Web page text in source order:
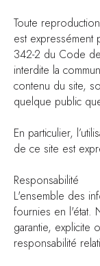
Toute
est expressément
342-2 du Code
interdite la
contenu du site,
quelque public
En particulier,
de ce site est
Responsabilité
L'ensemble des
fournies en l'état.
garantie, explicite
responsabilité